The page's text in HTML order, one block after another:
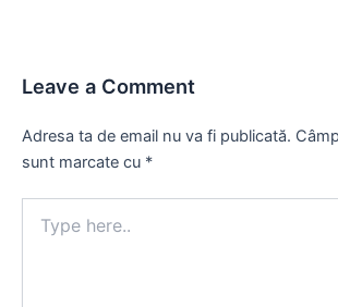
Leave a Comment
Adresa ta de email nu va fi publicată.
sunt marcate cu *
here..